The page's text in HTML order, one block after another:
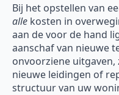
Bij het opstellen van
alle kosten in
aan de voor de hand
aanschaf van nieuwe
onvoorziene uitgaven,
nieuwe leidingen of
structuur van uw